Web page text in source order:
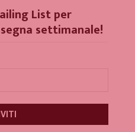
List per
settimanale!